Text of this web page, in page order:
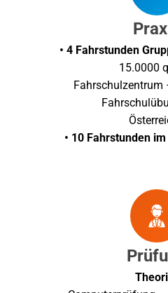
• 4 Fahrstunden
15.0000
Fahrschulzentrum
• 10 Fahrstunden